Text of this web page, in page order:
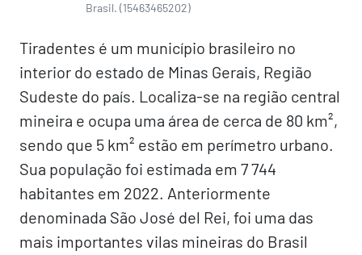
Brasil. (15463465202)
Tiradentes é um município brasileiro no
interior do estado de Minas Gerais, Região
Sudeste do país. Localiza-se na região central
mineira e ocupa uma área de cerca de 80 km²,
sendo que 5 km² estão em perímetro urbano.
Sua população foi estimada em 7 744
habitantes em 2022. Anteriormente
denominada São José del Rei, foi uma das
mais importantes vilas mineiras do Brasil